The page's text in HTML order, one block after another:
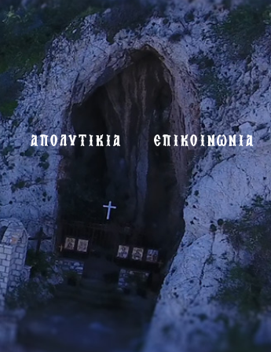
ΑΠΟΛΥΤΙΚΙΑ ΕΠΙΚΟΙΝΩΝΙΑ